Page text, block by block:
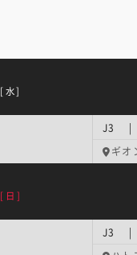
[水]
J3 |
ギオ
[日]
J3 |